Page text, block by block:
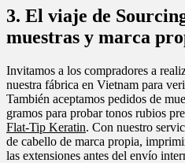
3. El viaje de
muestras y marca
Invitamos a los compradores a
nuestra fábrica en Vietnam para
También aceptamos pedidos de
gramos para probar tonos rubios
Flat-Tip Keratin. Con nuestro
de cabello de marca propia,
las extensiones antes del envío